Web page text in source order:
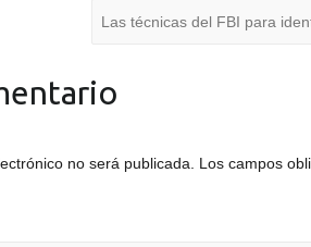
Las técnicas del FBI para
no será publicada. Los campos